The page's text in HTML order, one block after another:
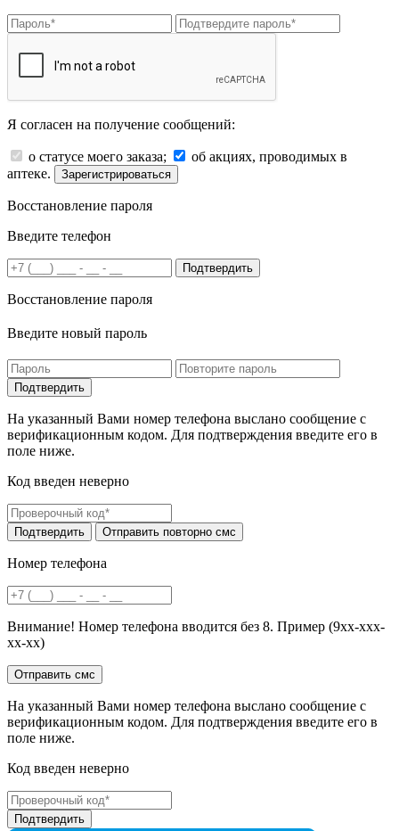
Я согласен на получение сообщений:
о статусе моего заказа;
об акциях, проводимых в
аптеке.
Зарегистрироваться
Восстановление пароля
Введите телефон
Подтвердить
Восстановление пароля
Введите новый пароль
На указанный Вами номер телефона выслано сообщение с
верификационным кодом. Для подтверждения введите его в
поле ниже.
Код введен неверно
Номер телефона
Внимание! Номер телефона вводится без 8. Пример (9хх-ххх-
хх-хх)
На указанный Вами номер телефона выслано сообщение с
верификационным кодом. Для подтверждения введите его в
поле ниже.
Код введен неверно